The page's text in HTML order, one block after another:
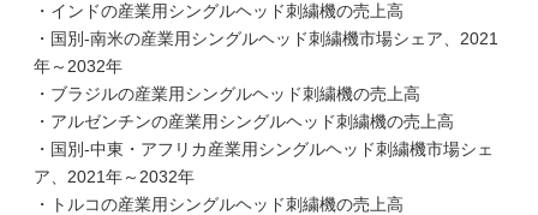
・インドの産業用シングルヘッド刺繍機の売上高
・国別-南米の産業用シングルヘッド刺繍機市場シェア、2021
年～2032年
・ブラジルの産業用シングルヘッド刺繍機の売上高
・アルゼンチンの産業用シングルヘッド刺繍機の売上高
・国別-中東・アフリカ産業用シングルヘッド刺繍機市場シェ
ア、2021年～2032年
・トルコの産業用シングルヘッド刺繍機の売上高